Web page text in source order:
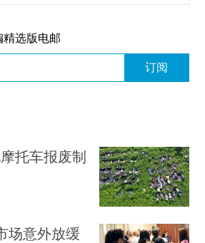
选版电邮
订阅
托车报废制
场意外放缓